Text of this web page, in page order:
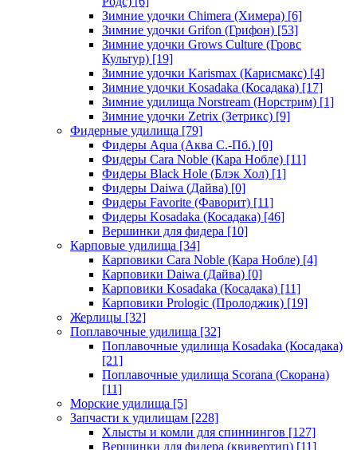
Зимние удочки Chimera (Химера) [6]
Зимние удочки Grifon (Грифон) [53]
Зимние удочки Grows Culture (Гровс
Культур) [19]
Зимние удочки Karismax (Карисмакс) [4]
Зимние удочки Kosadaka (Косадака) [17]
Зимние удилища Norstream (Норстрим) [1]
Зимние удочки Zetrix (Зетрикс) [9]
Фидерные удилища [79]
Фидеры Aqua (Аква С.-Пб.) [0]
Фидеры Cara Noble (Кара Нобле) [11]
Фидеры Black Hole (Блэк Хол) [1]
Фидеры Daiwa (Дайва) [0]
Фидеры Favorite (Фаворит) [11]
Фидеры Kosadaka (Косадака) [46]
Вершинки для фидера [10]
Карповые удилища [34]
Карповики Cara Noble (Кара Нобле) [4]
Карповики Daiwa (Дайва) [0]
Карповики Kosadaka (Косадака) [11]
Карповики Prologic (Пролоджик) [19]
Жерлицы [32]
Поплавочные удилища [32]
Поплавочные удилища Kosadaka (Косадака)
[21]
Поплавочные удилища Scorana (Скорана)
[11]
Морские удилища [5]
Запчасти к удилищам [228]
Хлысты и комли для спиннингов [127]
Вершинки для фидера (квивертип) [11]